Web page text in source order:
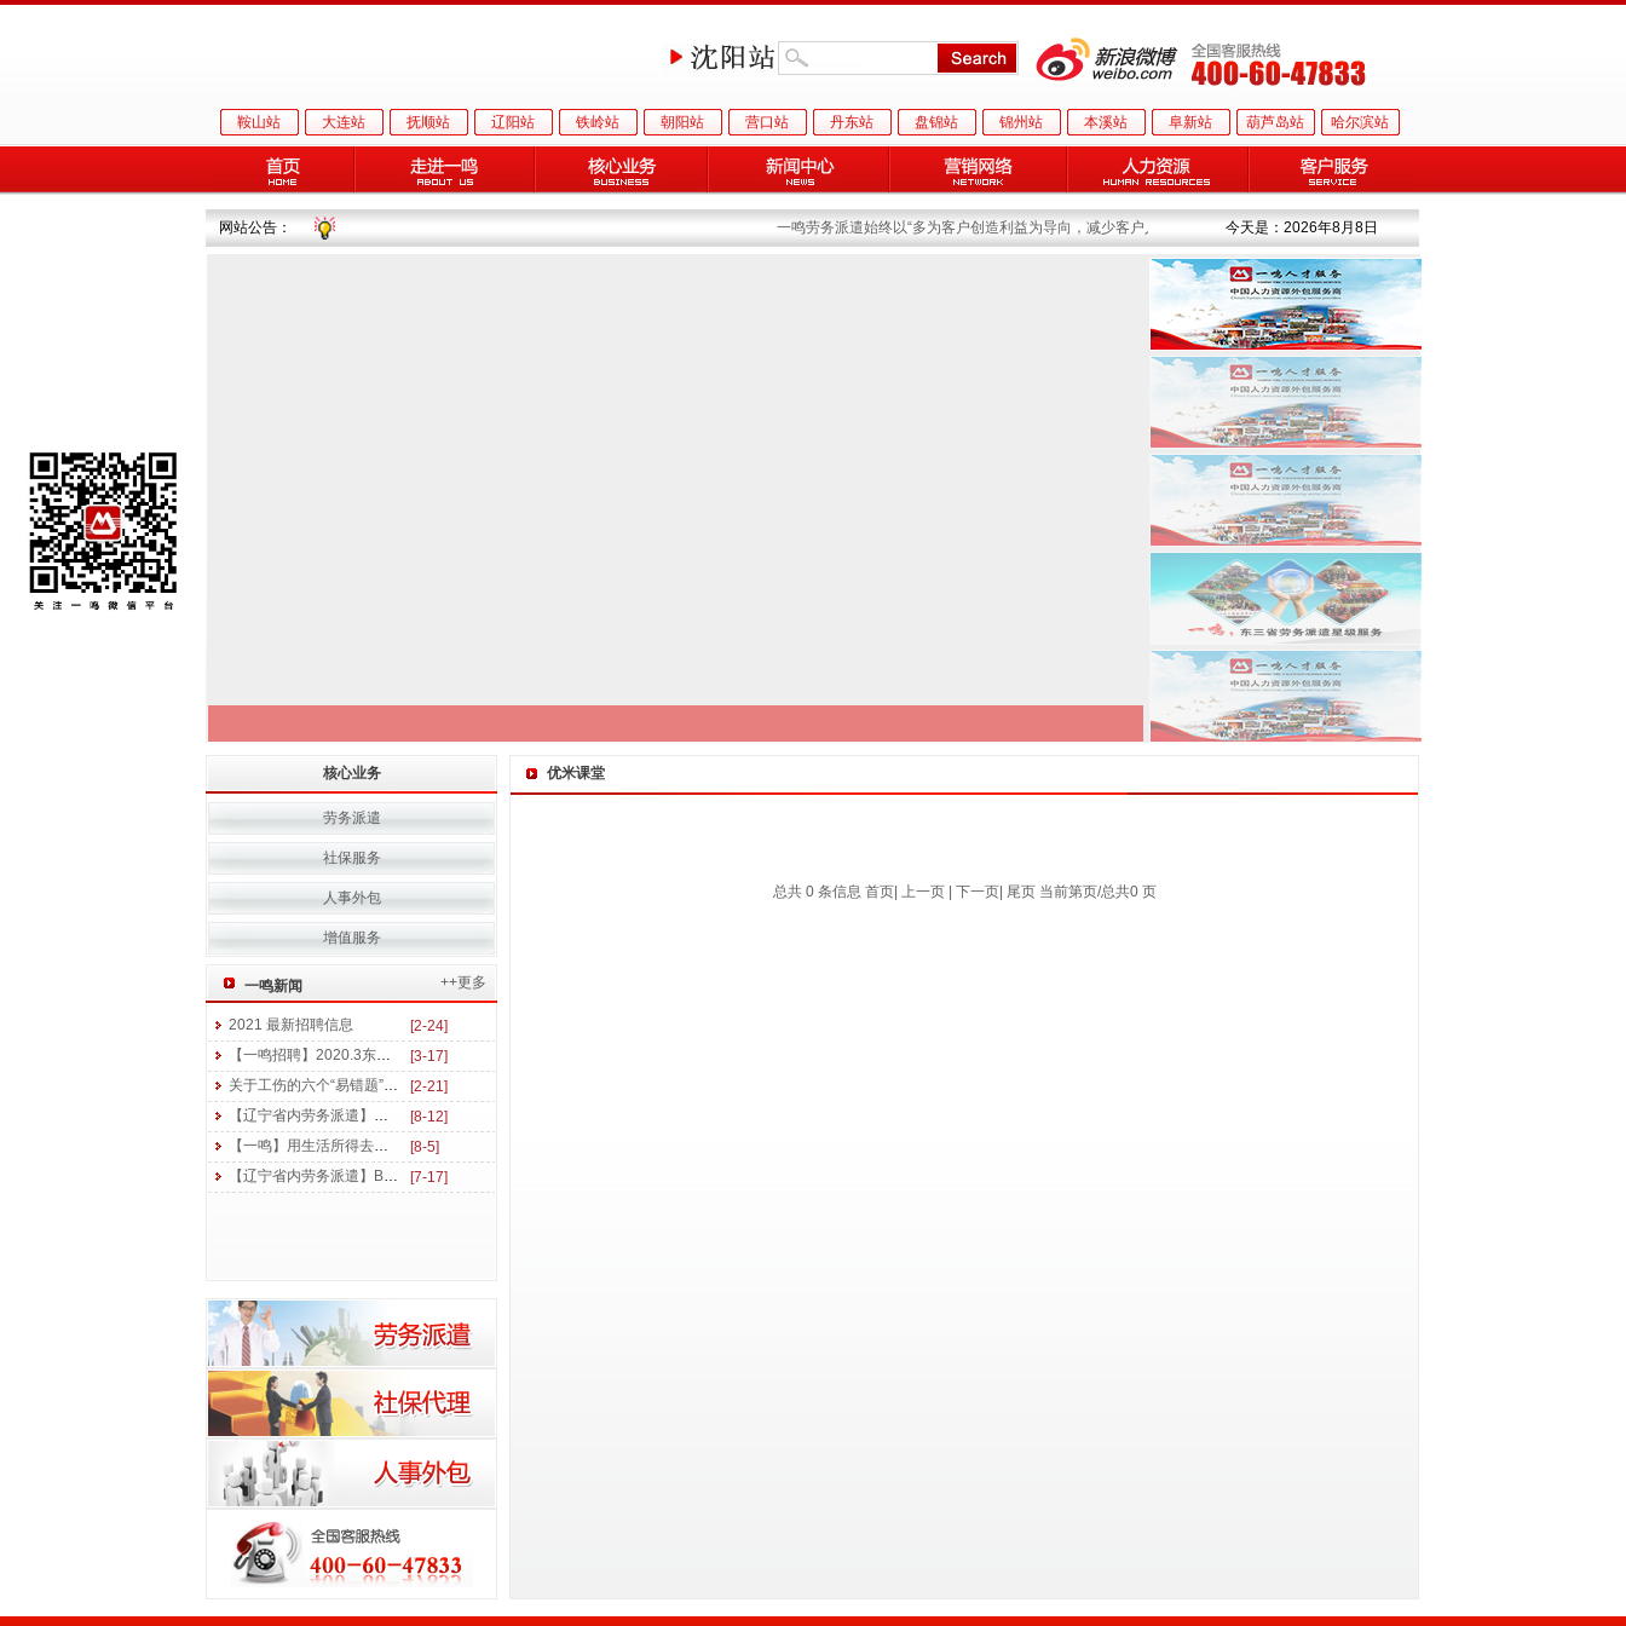
鞍山站 大连站 抚顺站 辽阳站 铁岭站 朝阳站 营口站 丹东站 盘锦站 锦州站 本溪站 阜新站 葫芦岛站 哈尔滨站
网站公告： 一鸣劳务派遣始终以“多为客户创造利益为导向，减少客户人力琐事为己任”，依托辽、吉、黑地区直属公司及全国合作供应商构成
今天是：2026年8月8日
核心业务
劳务派遣
社保服务
人事外包
增值服务
一鸣新闻 ++更多
2021 最新招聘信息
[2-24]
【一鸣招聘】2020.3东三省医药及美妆行业招聘信息
[3-17]
关于工伤的六个“易错题”，你能答对几个？
[2-21]
【辽宁省内劳务派遣】丝丝关怀心温暖 香甜瓜果送清凉
[8-12]
【一鸣】用生活所得去读书 用学习所得去工作
[8-5]
【辽宁省内劳务派遣】BQ开启 勇创佳绩 | 东北一鸣6月拓展培训后续盘点
[7-17]
优米课堂
总共 0 条信息 首页| 上一页| 下一页| 尾页当前第页/总共0 页